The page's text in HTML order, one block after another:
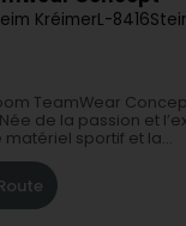
KréimerL-8416
TeamWear
de la passion et
sportif et la...